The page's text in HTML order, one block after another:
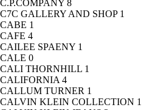
C.P.COMPANY 8
C7C GALLERY AND SHOP 1
CABE 1
CAFE 4
CAILEE SPAENY 1
CALE 0
CALI THORNHILL 1
CALIFORNIA 4
CALLUM TURNER 1
CALVIN KLEIN COLLECTION 1